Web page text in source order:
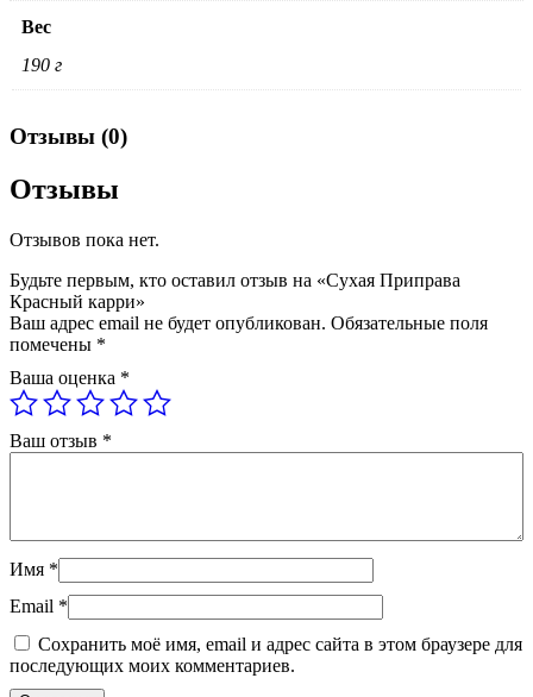
Вес
190 г
Отзывы (0)
Отзывы
Отзывов пока нет.
Будьте первым, кто оставил отзыв на «Сухая Приправа
Красный карри»
Ваш адрес email не будет опубликован. Обязательные поля
помечены *
Ваша оценка *
Ваш отзыв *
Имя *
Email *
Сохранить моё имя, email и адрес сайта в этом браузере для
последующих моих комментариев.